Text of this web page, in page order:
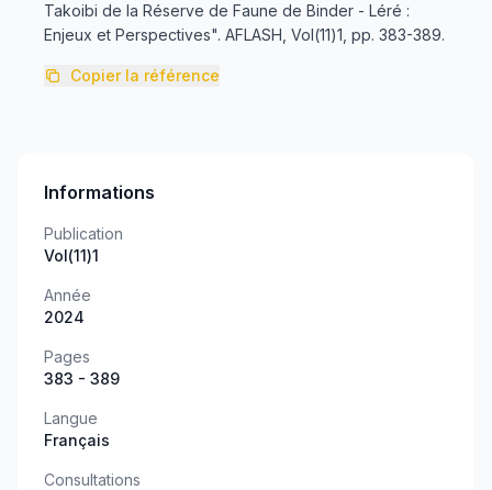
Takoibi de la Réserve de Faune de Binder - Léré :
Enjeux et Perspectives". AFLASH, Vol(11)1, pp. 383-389.
Copier la référence
Informations
Publication
Vol(11)1
Année
2024
Pages
383 - 389
Langue
Français
Consultations